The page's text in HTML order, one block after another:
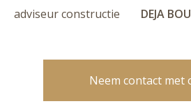
adviseur constructie
DEJA
Neem contact met